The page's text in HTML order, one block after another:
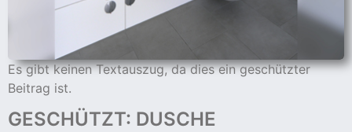
Es gibt keinen Textauszug, da dies ein geschützter
Beitrag ist.
GESCHÜTZT: DUSCHE